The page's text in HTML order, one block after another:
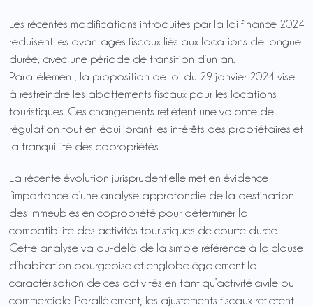
Les récentes modifications introduites par la loi finance 2024
réduisent les avantages fiscaux liés aux locations de longue
durée, avec une période de transition d’un an.
Parallèlement, la proposition de loi du 29 janvier 2024 vise
à restreindre les abattements fiscaux pour les locations
touristiques. Ces changements reflètent une volonté de
régulation tout en équilibrant les intérêts des propriétaires et
la tranquillité des copropriétés.
La récente évolution jurisprudentielle met en évidence
l’importance d’une analyse approfondie de la destination
des immeubles en copropriété pour déterminer la
compatibilité des activités touristiques de courte durée.
Cette analyse va au-delà de la simple référence à la clause
d’habitation bourgeoise et englobe également la
caractérisation de ces activités en tant qu’activité civile ou
commerciale. Parallèlement, les ajustements fiscaux reflètent